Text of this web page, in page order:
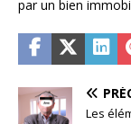
par un bien
Les